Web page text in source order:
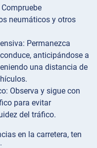
neumáticos y otros
Permanezca
anticipándose a
una distancia de
Observa y sigue con
para evitar
del tráfico.
en la carretera, ten